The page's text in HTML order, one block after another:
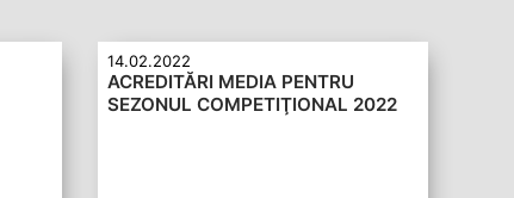
14.02.2022
ACREDITĂRI MEDIA PENTRU
SEZONUL COMPETIŢIONAL 2022